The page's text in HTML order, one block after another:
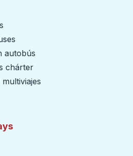
autobús
chárter